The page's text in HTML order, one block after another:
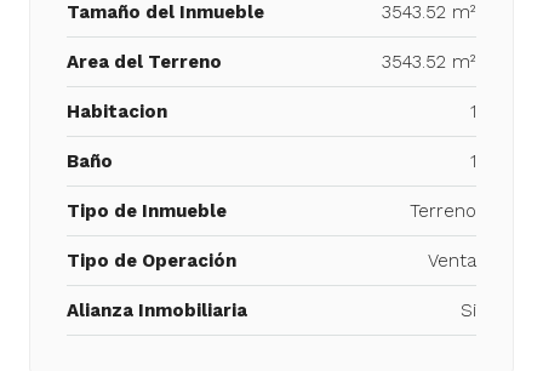
Tamaño del Inmueble 3543.52 m²
Area del Terreno 3543.52 m²
Habitacion 1
Baño 1
Tipo de Inmueble Terreno
Tipo de Operación Venta
Alianza Inmobiliaria Si